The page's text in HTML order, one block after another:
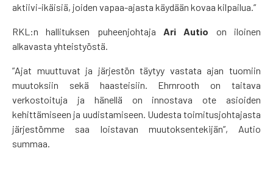
aktiivi-ikäisiä, joiden vapaa-ajasta käydään kovaa kilpailua.”
RKL:n hallituksen puheenjohtaja Ari Autio on iloinen
alkavasta yhteistyöstä.
”Ajat muuttuvat ja järjestön täytyy vastata ajan tuomiin
muutoksiin sekä haasteisiin. Ehrnrooth on taitava
verkostoituja ja hänellä on innostava ote asioiden
kehittämiseen ja uudistamiseen. Uudesta toimitusjohtajasta
järjestömme saa loistavan muutoksentekijän”, Autio
summaa.